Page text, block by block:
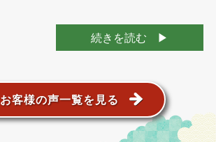
続きを読む
お客様の声一覧を見る